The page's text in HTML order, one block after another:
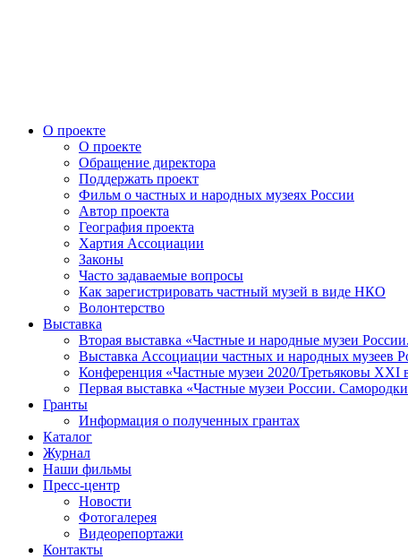
О проекте
О проекте
Обращение директора
Поддержать проект
Фильм о частных и народных музеях России
Автор проекта
География проекта
Хартия Ассоциации
Законы
Часто задаваемые вопросы
Как зарегистрировать частный музей в виде НКО
Волонтерство
Выставка
Вторая выставка «Частные и народные музеи
Выставка Ассоциации частных и народных музеев
Конференция «Частные музеи 2020/Третьяковы XXI
Первая выставка «Частные музеи России.
Гранты
Информация о полученных грантах
Каталог
Журнал
Наши фильмы
Пресс-центр
Новости
Фотогалерея
Видеорепортажи
Контакты